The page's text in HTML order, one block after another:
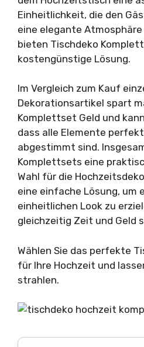
Einheitlichkeit, die den
eine elegante
bieten Tischdeko
kostengünstige Lösung.
Im Vergleich zum Kauf
Dekorationsartikel spart
Komplettset Geld und
dass alle Elemente
abgestimmt sind.
Komplettsets eine
Wahl für die
eine einfache Lösung, um
einheitlichen Look zu
gleichzeitig Zeit und Geld
Wählen Sie das perfekte
für Ihre Hochzeit und
strahlen.